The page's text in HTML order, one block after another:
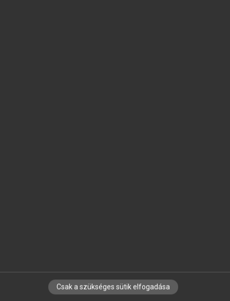
IRATKOZZ FEL HÍRLEVELÜNKRE!
Csak a szükséges sütik elfogadása